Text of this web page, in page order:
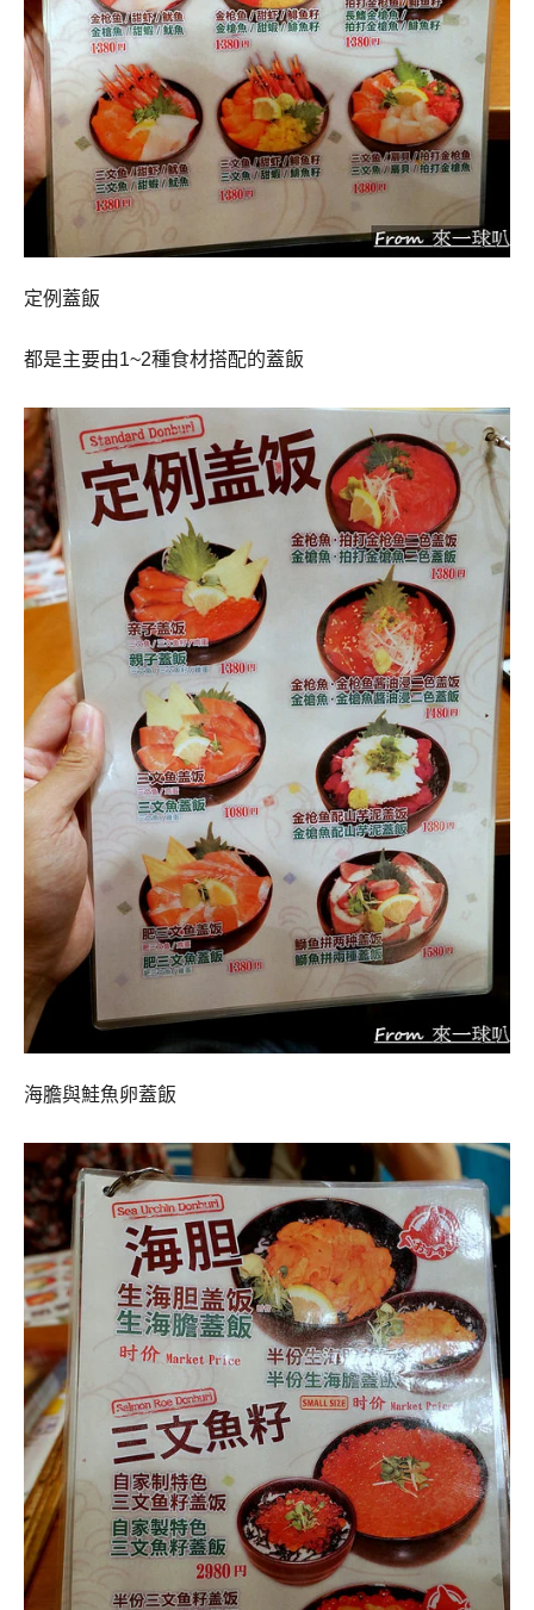
定例蓋飯
都是主要由1~2種食材搭配的蓋飯
海膽與鮭魚卵蓋飯